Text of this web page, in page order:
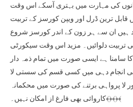
کی مہارت میں بہتری آسکے اس وقت
قابل ترین ڈرل اور ویپن کورسز کے تربیت
ہیں ان سے ہر زون کے اندر کورسز شروع
تربیت دلوائیں۔ مزید اس وقت سیکورٹی
سامنا ہے ایسی صورت میں تمام ذمہ دار
کی انجام دہی میں کسی قسم کی سستی لا
لا پرواہی برتنے کی صورت میں محکمانہ
کاروائی بھی فارغ از امکان نہیں۔﴾﴿﴾﴿﴾